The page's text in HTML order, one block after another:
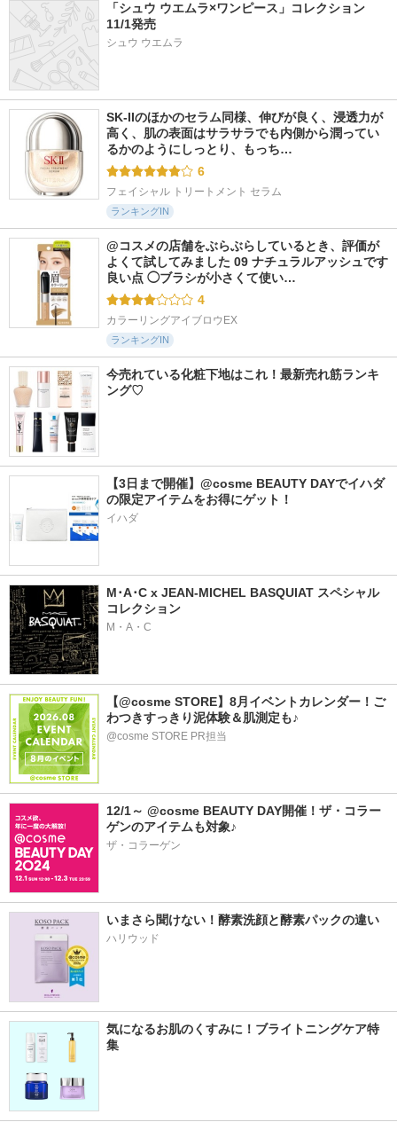
「シュウ ウエムラ×ワンピース」コレクション
11/1発売
シュウ ウエムラ
SK-IIのほかのセラム同様、伸びが良く、浸透力が
高く、肌の表面はサラサラでも内側から潤ってい
るかのようにしっとり、もっち…
6
フェイシャル トリートメント セラム
ランキングIN
@コスメの店舗をぶらぶらしているとき、評価が
よくて試してみました 09 ナチュラルアッシュです
良い点 ◯ブラシが小さくて使い…
4
カラーリングアイブロウEX
ランキングIN
今売れている化粧下地はこれ！最新売れ筋ランキ
ング♡
【3日まで開催】@cosme BEAUTY DAYでイハダ
の限定アイテムをお得にゲット！
イハダ
M･A･C x JEAN-MICHEL BASQUIAT スペシャル
コレクション
M・A・C
【@cosme STORE】8月イベントカレンダー！ご
わつきすっきり泥体験＆肌測定も♪
@cosme STORE PR担当
12/1～ @cosme BEAUTY DAY開催！ザ・コラー
ゲンのアイテムも対象♪
ザ・コラーゲン
いまさら聞けない！酵素洗顔と酵素パックの違い
ハリウッド
気になるお肌のくすみに！ブライトニングケア特
集